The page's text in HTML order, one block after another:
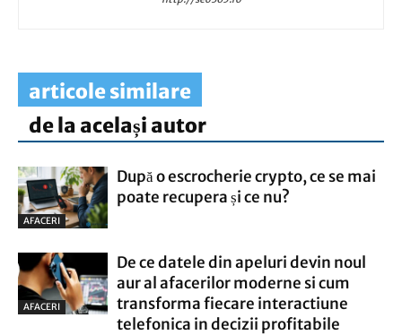
articole similare
de la același autor
AFACERI
După o escrocherie crypto, ce se mai
poate recupera și ce nu?
AFACERI
De ce datele din apeluri devin noul
aur al afacerilor moderne si cum
transforma fiecare interactiune
telefonica in decizii profitabile